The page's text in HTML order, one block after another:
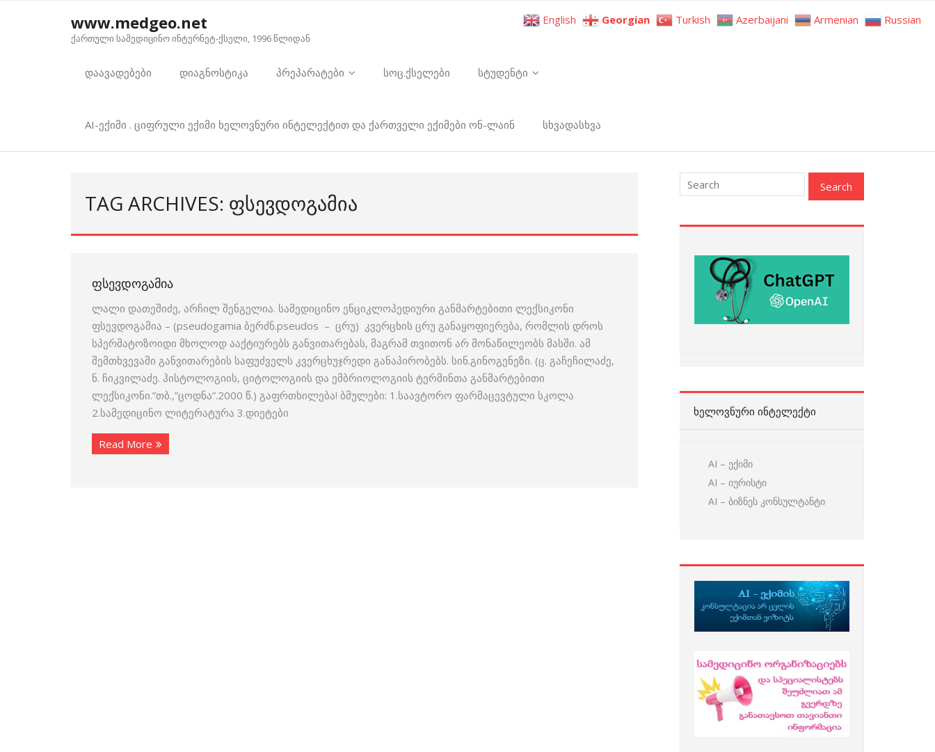
www.medgeo.net
ქართული სამედიცინო ინტერნეტ-ქსელი, 1996 წლიდან
დაავადებები დიაგნოსტიკა პრეპარატები სოც.ქსელები სტუდენტი
AI-ექიმი . ციფრული ექიმი ხელოვნური ინტელექტით და ქართველი ექიმები ონ-ლაინ სხვადასხვა
TAG ARCHIVES: ᲤᲡᲔᲕᲓᲝᲒᲐᲛᲘᲐ
ᲤᲡᲔᲕᲓᲝᲒᲐᲛᲘᲐ
ლალი დათეშიძე, არჩილ შენგელია. სამედიცინო ენციკლოპედიური განმარტებითი ლექსიკონი
ფსევდოგამია – (pseudogamia ბერძნ.pseudos – ცრუ) კვერცხის ცრუ განაყოფიერება, რომლის დროს
სპერმატოზოიდი მხოლოდ ააქტიურებს განვითარებას, მაგრამ თვითონ არ მონაწილეობს მასში. ამ
შემთხვევაში განვითარების საფუძველს კვერცხუჯრედი განაპირობებს. სინ.გინოგენეზი. (ც. გაჩეჩილაძე,
ნ. ჩიკვილაძე. ჰისტოლოგიის, ციტოლოგიის და ემბრიოლოგიის ტერმინთა განმარტებითი
ლექსიკონი.”თბ.,”ცოდნა”.2000 წ.) გაფრთხილება! ბმულები: 1.საავტორო ფარმაცევტული სკოლა
2.სამედიცინო ლიტერატურა 3.დიეტები
Read More
ᲮᲔᲚᲝᲕᲜᲣᲠᲘ ᲘᲜᲢᲔᲚᲔᲥᲢᲘ
AI – ექიმი
AI – იურისტი
AI – ბიზნეს კონსულტანტი
English Georgian Turkish Azerbaijani Armenian Russian